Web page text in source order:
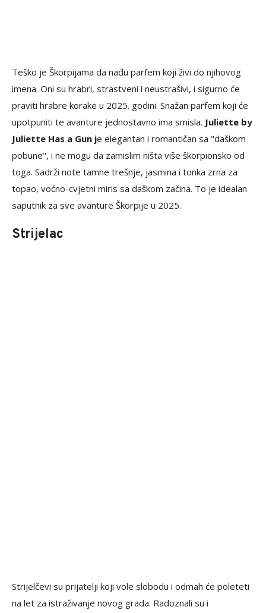
Teško je Škorpijama da nađu parfem koji živi do njihovog
imena. Oni su hrabri, strastveni i neustrašivi, i sigurno će
praviti hrabre korake u 2025. godini. Snažan parfem koji će
upotpuniti te avanture jednostavno ima smisla. Juliette by
Juliette Has a Gun je elegantan i romantičan sa "daškom
pobune", i ne mogu da zamislim ništa više škorpionsko od
toga. Sadrži note tamne trešnje, jasmina i tonka zrna za
topao, voćno-cvjetni miris sa daškom začina. To je idealan
saputnik za sve avanture Škorpije u 2025.
Strijelac
Strijelčevi su prijatelji koji vole slobodu i odmah će poleteti
na let za istraživanje novog grada. Radoznali su i